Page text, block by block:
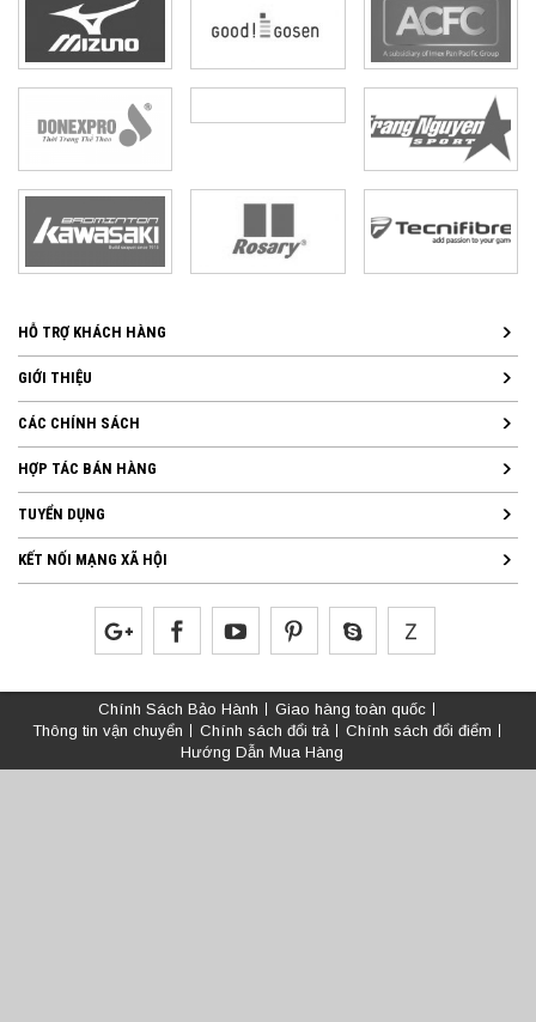
HỖ TRỢ KHÁCH HÀNG
GIỚI THIỆU
CÁC CHÍNH SÁCH
HỢP TÁC BÁN HÀNG
TUYỂN DỤNG
KẾT NỐI MẠNG XÃ HỘI
Chính Sách Bảo Hành
Giao hàng toàn quốc
Thông tin vận chuyển
Chính sách đổi trả
Chính sách đổi điểm
Hướng Dẫn Mua Hàng